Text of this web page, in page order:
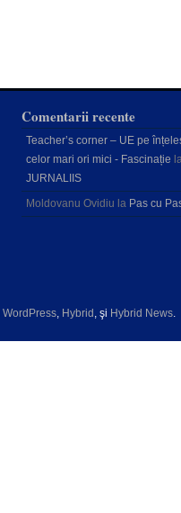
Comentarii recente
Teacher’s corner – UE pe
celor mari ori mici - Fascinație
JURNALIIS
Moldovanu Ovidiu la Pas cu
WordPress, Hybrid , şi Hybrid News.